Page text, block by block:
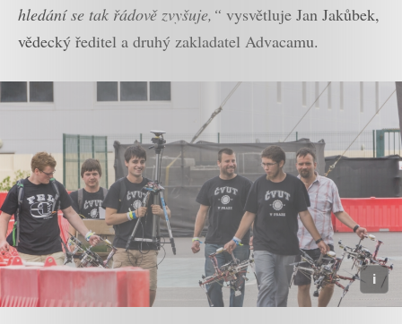
hledání se tak řádově zvyšuje,“ vysvětluje Jan Jakůbek,
vědecký ředitel a druhý zakladatel Advacamu.